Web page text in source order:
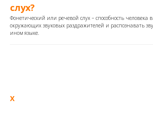
слух?
Фонетический или речевой слух – способность человека
окружающих звуковых раздражителей и распознавать
ином языке.
Х